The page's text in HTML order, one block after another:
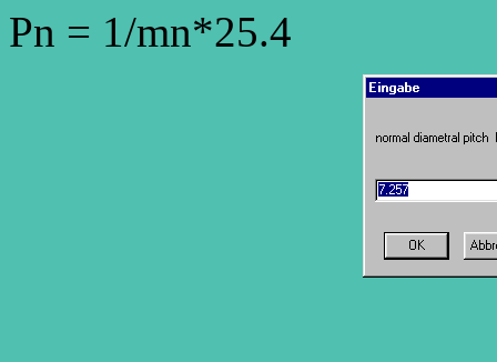
Pn = 1/mn*25.4